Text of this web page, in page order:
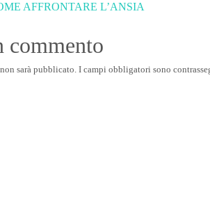
AFFRONTARE L’ANSIA
commento
sarà pubblicato. I campi obbligatori sono